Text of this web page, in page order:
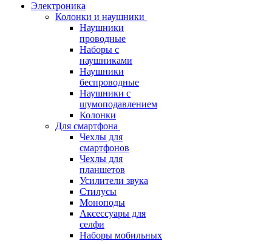
Электроника
Колонки и наушники
Наушники
проводные
Наборы с
наушниками
Наушники
беспроводные
Наушники с
шумоподавлением
Колонки
Для смартфона
Чехлы для
смартфонов
Чехлы для
планшетов
Усилители звука
Стилусы
Моноподы
Аксессуары для
селфи
Наборы мобильных